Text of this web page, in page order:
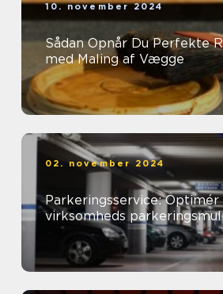
10. november 2024
Sådan Opnår Du Perfekte
med Maling af Vægge
02. november 2024
Parkeringsservice: Optimér
virksomheds